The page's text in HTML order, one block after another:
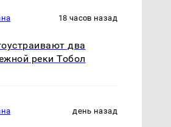
18 часов назад
два
реки Тобол
день назад